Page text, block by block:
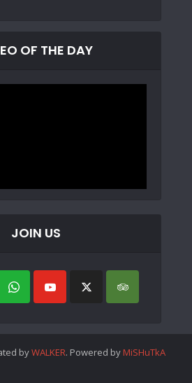
OF THE DAY
JOIN US
byWALKER. Powered byMiSHuTkA